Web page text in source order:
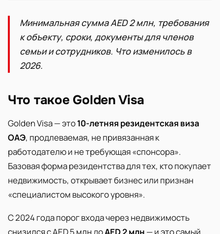
Минимальная сумма AED 2 млн, требования
к объекту, сроки, документы для членов
семьи и сотрудников. Что изменилось в
2026.
Что такое Golden Visa
Golden Visa — это10-летняя резидентская виза
ОАЭ, продлеваемая, не привязанная к
работодателю и не требующая «спонсора».
Базовая форма резидентства для тех, кто покупает
недвижимость, открывает бизнес или признан
«специалистом высокого уровня».
С 2024 года порог входа через недвижимость
снизился с AED 5 млн доAED 2 млн — и это самый